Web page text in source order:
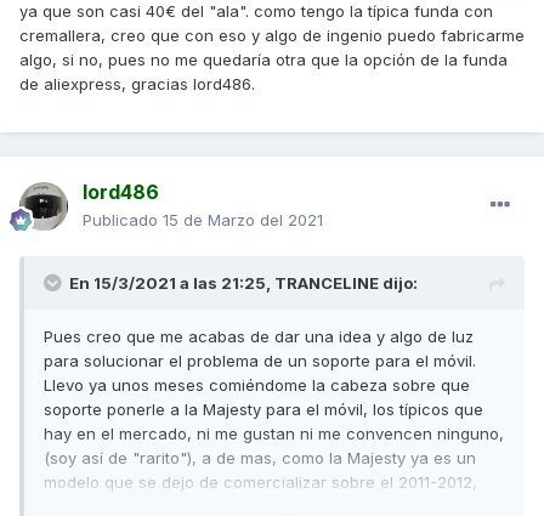
ya que son casi 40€ del "ala". como tengo la típica funda con
cremallera, creo que con eso y algo de ingenio puedo fabricarme
algo, si no, pues no me quedaría otra que la opción de la funda
de aliexpress, gracias lord486.
lord486
Publicado 15 de Marzo del 2021
En 15/3/2021 a las 21:25, TRANCELINE dijo:
Pues creo que me acabas de dar una idea y algo de luz
para solucionar el problema de un soporte para el móvil.
Llevo ya unos meses comiéndome la cabeza sobre que
soporte ponerle a la Majesty para el móvil, los típicos que
hay en el mercado, ni me gustan ni me convencen ninguno,
(soy así de "rarito"), a de mas, como la Majesty ya es un
modelo que se dejo de comercializar sobre el 2011-2012,